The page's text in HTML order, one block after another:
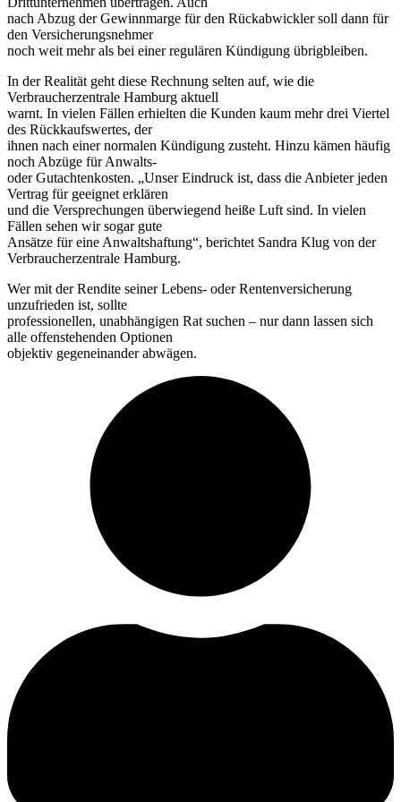
nach Abzug der Gewinnmarge für den Rückabwickler soll dann für
den Versicherungsnehmer
noch weit mehr als bei einer regulären Kündigung übrigbleiben.
In der Realität geht diese Rechnung selten auf, wie die
Verbraucherzentrale Hamburg aktuell
warnt. In vielen Fällen erhielten die Kunden kaum mehr drei Viertel
des Rückkaufswertes, der
ihnen nach einer normalen Kündigung zusteht. Hinzu kämen häufig
noch Abzüge für Anwalts-
oder Gutachtenkosten. „Unser Eindruck ist, dass die Anbieter jeden
Vertrag für geeignet erklären
und die Versprechungen überwiegend heiße Luft sind. In vielen
Fällen sehen wir sogar gute
Ansätze für eine Anwaltshaftung“, berichtet Sandra Klug von der
Verbraucherzentrale Hamburg.
Wer mit der Rendite seiner Lebens- oder Rentenversicherung
unzufrieden ist, sollte
professionellen, unabhängigen Rat suchen – nur dann lassen sich
alle offenstehenden Optionen
objektiv gegeneinander abwägen.